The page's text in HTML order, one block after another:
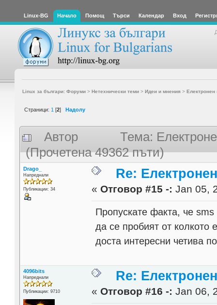
Linux-BG Начало Помощ Търси Календар Вход
Linux за българи: Форуми> Нетехнически теми> Идеи и мнения > Електронен
Страници: 1 [2] Надолу
Автор
Тема:
(Прочетена 49362 пъти)
Drago_
Напреднали
Публикации: 34
Re:
« Отговор #15 -: Jan 05,
Пропускате факта, че
да се пробият от колкото
доста интересни четива
4096bits
Напреднали
Публикации: 9710
Re:
« Отговор #16 -: Jan 06,